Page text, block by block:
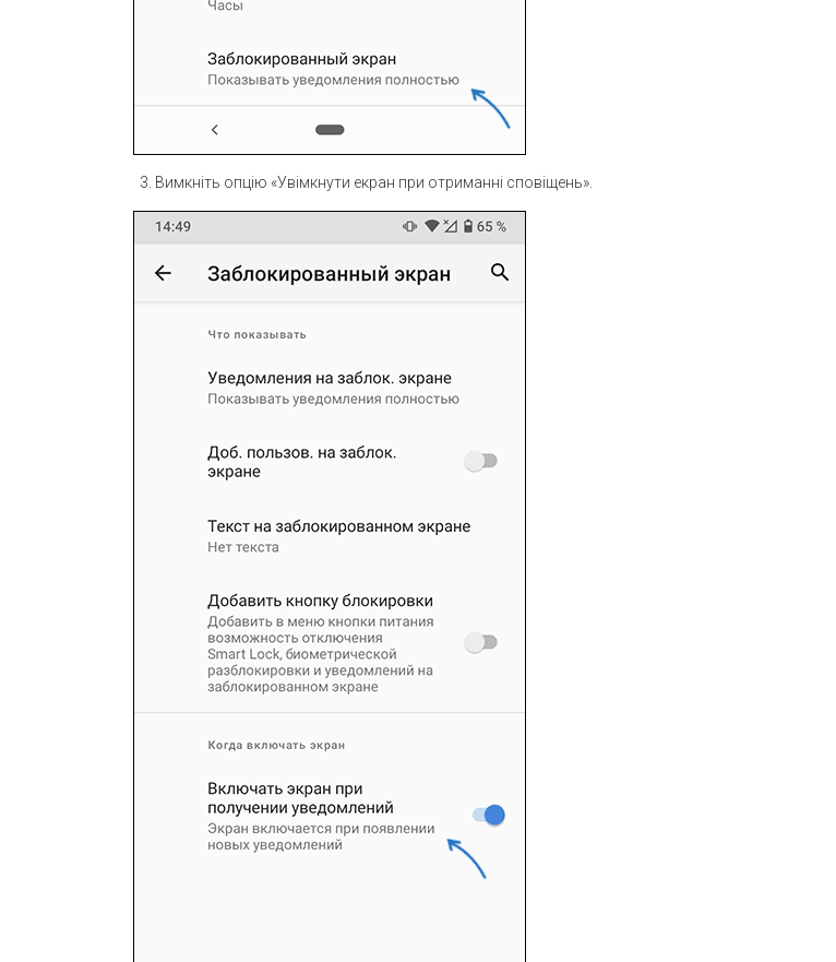
Вимкніть опцію «Увімкнути екран при отриманні сповіщень».